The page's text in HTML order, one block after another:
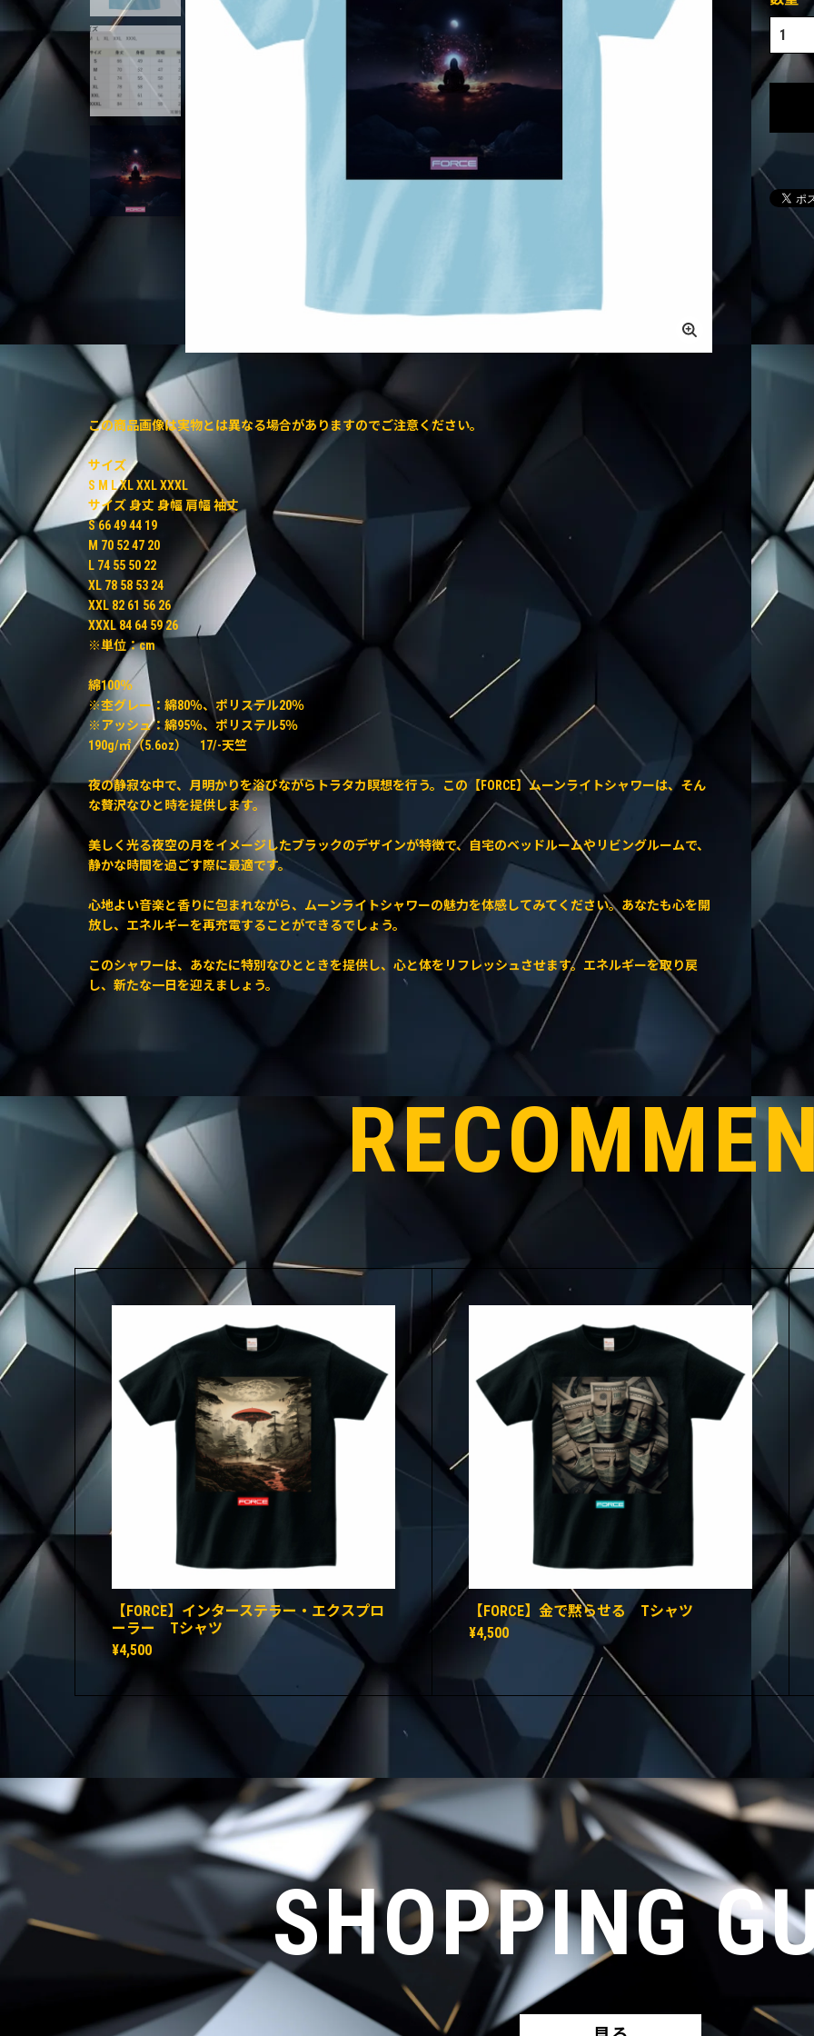
この商品画像は実物とは異なる場合がありますのでご注意ください。
サイズ
S M L XL XXL XXXL
サイズ 身丈 身幅 肩幅 袖丈
S 66 49 44 19
M 70 52 47 20
L 74 55 50 22
XL 78 58 53 24
XXL 82 61 56 26
XXXL 84 64 59 26
※単位：cm
綿100％
※杢グレー：綿80％、ポリステル20％
※アッシュ：綿95％、ポリステル5％
190g/㎡（5.6oz） 17/-天竺
夜の静寂な中で、月明かりを浴びながらトラタカ瞑想を行う。この【FORCE】ムーンライトシャワーは、そん
な贅沢なひと時を提供します。
美しく光る夜空の月をイメージしたブラックのデザインが特徴で、自宅のベッドルームやリビングルームで、
静かな時間を過ごす際に最適です。
心地よい音楽と香りに包まれながら、ムーンライトシャワーの魅力を体感してみてください。あなたも心を開
放し、エネルギーを再充電することができるでしょう。
このシャワーは、あなたに特別なひとときを提供し、心と体をリフレッシュさせます。エネルギーを取り戻
し、新たな一日を迎えましょう。
【FORCE】インターステラー・エクスプロ
ーラー Tシャツ
¥4,500
【FORCE】金で黙らせる Tシャツ
¥4,500
SHOPPING